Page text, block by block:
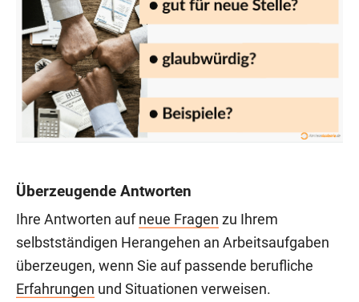
Überzeugende Antworten
Ihre Antworten auf neue Fragen zu Ihrem
selbstständigen Herangehen an Arbeitsaufgaben
überzeugen, wenn Sie auf passende berufliche
Erfahrungen und Situationen verweisen.